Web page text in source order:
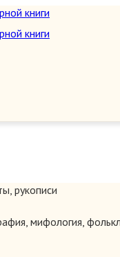
рукописи
мифология,